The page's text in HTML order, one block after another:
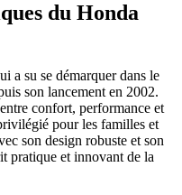
du Honda
a su se démarquer dans le
son lancement en 2002.
confort, performance et
pour les familles et
son design robuste et son
pratique et innovant de la